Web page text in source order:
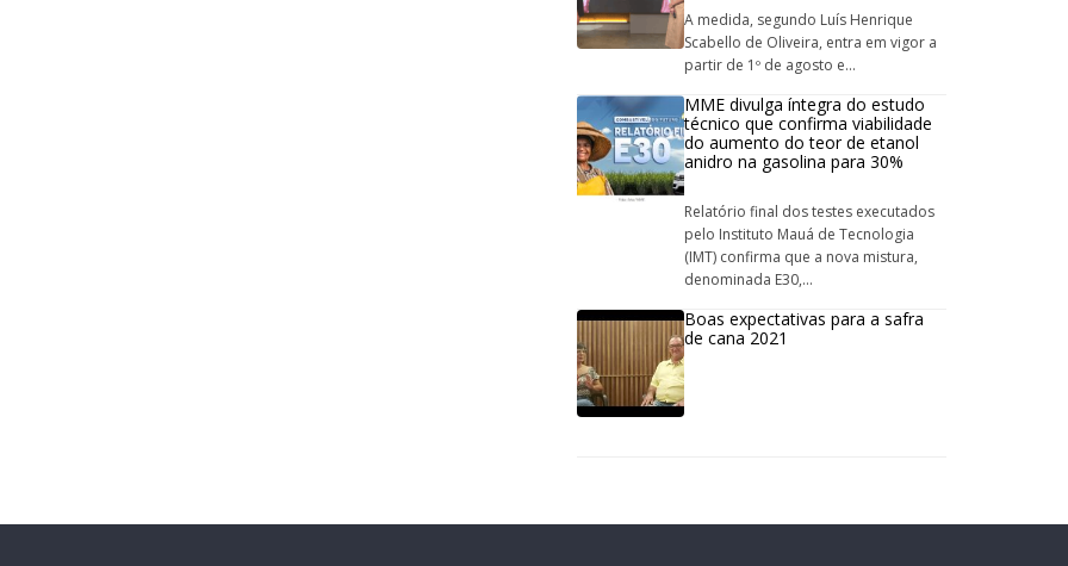
A medida, segundo Luís Henrique
Scabello de Oliveira, entra em vigor a
partir de 1º de agosto e...
MME divulga íntegra do estudo
técnico que confirma viabilidade
do aumento do teor de etanol
anidro na gasolina para 30%
Relatório final dos testes executados
pelo Instituto Mauá de Tecnologia
(IMT) confirma que a nova mistura,
denominada E30,...
Boas expectativas para a safra
de cana 2021